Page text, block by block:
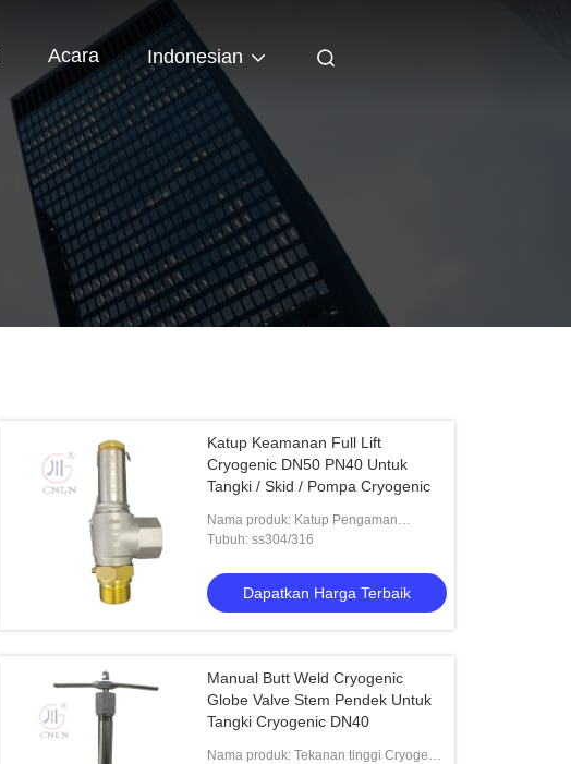
Acara Indonesian
Katup Keamanan Full Lift
Cryogenic DN50 PN40 Untuk
Tangki / Skid / Pompa Cryogenic
Nama produk: Katup Pengaman
Kriogenik untuk tangki
Tubuh: ss304/316
Dapatkan Harga Terbaik
Manual Butt Weld Cryogenic
Globe Valve Stem Pendek Untuk
Tangki Cryogenic DN40
Nama produk: Tekanan tinggi Cryogenic